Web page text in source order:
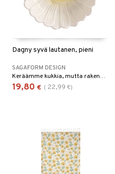
Dagny syvä lautanen, pieni
SAGAFORM DESIGN
Keräämme kukkia, mutta rakenne ja materiaali ovat toista. Dagny lautasen innoittajana on ollut tuhatkaunokin kauniit lehdet ja se on kaunis lisä kattaukseesi, joko sellaisenaan tai tarjoiluastiana.
19,80 € ( 22,99 €)